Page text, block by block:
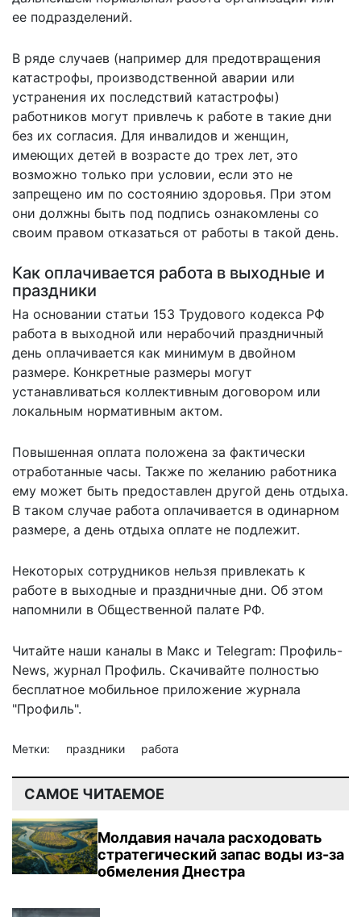
ее подразделений.
В ряде случаев (например для предотвращения
катастрофы, производственной аварии или
устранения их последствий катастрофы)
работников могут привлечь к работе в такие дни
без их согласия. Для инвалидов и женщин,
имеющих детей в возрасте до трех лет, это
возможно только при условии, если это не
запрещено им по состоянию здоровья. При этом
они должны быть под подпись ознакомлены со
своим правом отказаться от работы в такой день.
Как оплачивается работа в выходные и
праздники
На основании статьи 153 Трудового кодекса РФ
работа в выходной или нерабочий праздничный
день оплачивается как минимум в двойном
размере. Конкретные размеры могут
устанавливаться коллективным договором или
локальным нормативным актом.
Повышенная оплата положена за фактически
отработанные часы. Также по желанию работника
ему может быть предоставлен другой день отдыха.
В таком случае работа оплачивается в одинарном
размере, а день отдыха оплате не подлежит.
Некоторых сотрудников нельзя привлекать к
работе в выходные и праздничные дни. Об этом
напомнили в Общественной палате РФ.
Читайте наши каналы в Макс и Telegram: Профиль-
News, журнал Профиль. Скачивайте полностью
бесплатное мобильное приложение журнала
"Профиль".
Метки: праздники работа
САМОЕ ЧИТАЕМОЕ
Молдавия начала расходовать
стратегический запас воды из-за
обмеления Днестра